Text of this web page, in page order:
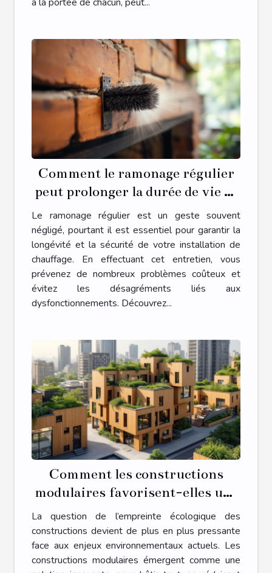
Comment le ramonage régulier
peut prolonger la durée de vie de
votre installation ?
Le ramonage régulier est un geste souvent
négligé, pourtant il est essentiel pour garantir la
longévité et la sécurité de votre installation de
chauffage. En effectuant cet entretien, vous
prévenez de nombreux problèmes coûteux et
évitez les désagréments liés aux
dysfonctionnements. Découvrez...
Comment les constructions
modulaires favorisent-elles une
empreinte écologique réduite ?
La question de l’empreinte écologique des
constructions devient de plus en plus pressante
face aux enjeux environnementaux actuels. Les
constructions modulaires émergent comme une